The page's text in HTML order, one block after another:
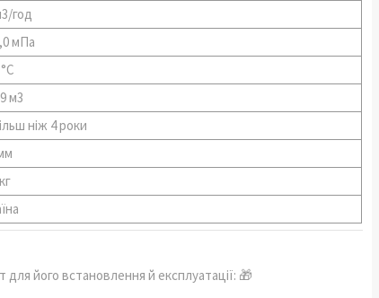
год
мПа
м3
ніж 4 роки
його встановлення й експлуатації: 🎁